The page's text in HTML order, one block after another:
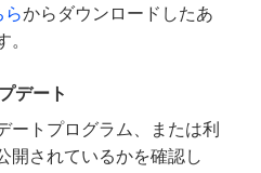
らからダウンロードしたあ
。
デート
ートプログラム、または利
開されているかを確認し